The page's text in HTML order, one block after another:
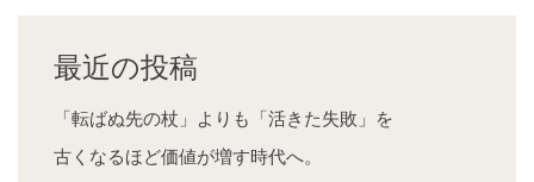
最近の投稿
「転ばぬ先の杖」よりも「活きた失敗」を
古くなるほど価値が増す時代へ。